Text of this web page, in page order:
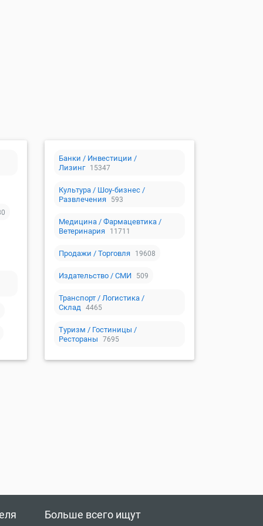
Банки / Инвестиции /
Лизинг
15347
Культура / Шоу-бизнес /
Развлечения
593
Медицина / Фармацевтика /
Ветеринария
11711
Продажи / Торговля 19608
Издательство / СМИ 509
Транспорт / Логистика /
Склад 4465
Туризм / Гостиницы /
Рестораны
7695
Больше всего ищут